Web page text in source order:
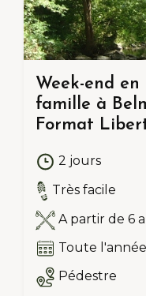
Week-end en
famille à
Format
2 jours
Très facile
A partir de 6
Toute l'année
Pédestre